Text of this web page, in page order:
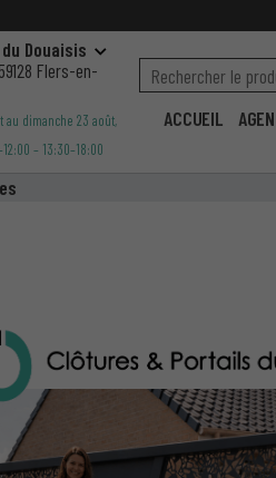
Douaisis
Flers-en-
au dimanche 23 août,
– 13:30–18:00
ACCUEIL